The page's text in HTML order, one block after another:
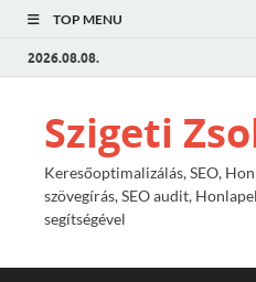
TOP MENU
2026.08.08.
Szigeti
Keresőoptimalizálás, SEO,
szövegírás, SEO audit,
segítségével